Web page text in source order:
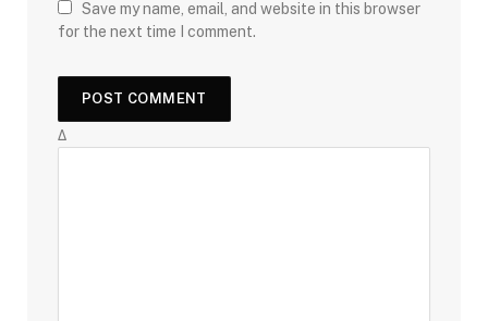
Save my name, email, and website in this browser
for the next time I comment.
Δ